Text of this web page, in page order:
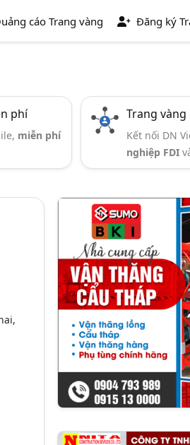
cáo Trang vàng Đăng ký
phí
miễn phí
Trang
Kết nối DN
nghiệp FDI